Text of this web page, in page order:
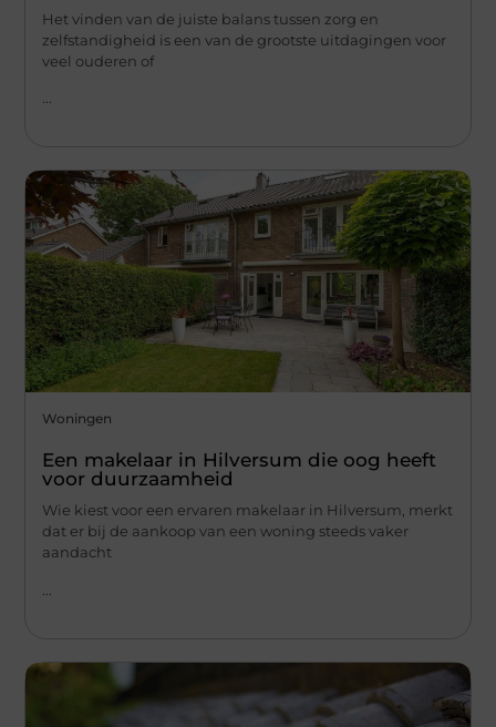
Het vinden van de juiste balans tussen zorg en
zelfstandigheid is een van de grootste uitdagingen voor
veel ouderen of
...
Woningen
Een makelaar in Hilversum die oog heeft
voor duurzaamheid
Wie kiest voor een ervaren makelaar in Hilversum, merkt
dat er bij de aankoop van een woning steeds vaker
aandacht